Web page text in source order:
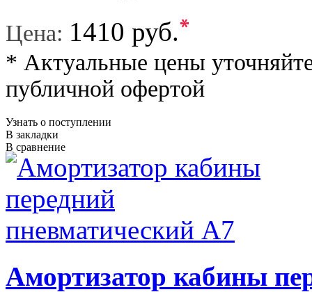
Цена: 1410 руб.*
* Актуальные цены
публичной офертой
Узнать о поступлении
В закладки
В сравнение
Амортизатор кабины